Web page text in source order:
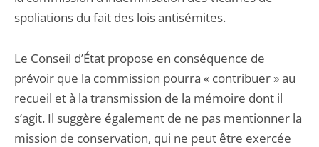
spoliations du fait des lois antisémites.
Le Conseil d’État propose en conséquence de
prévoir que la commission pourra « contribuer » au
recueil et à la transmission de la mémoire dont il
s’agit. Il suggère également de ne pas mentionner la
mission de conservation, qui ne peut être exercée